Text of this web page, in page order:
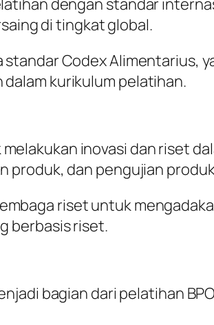
di tingkat global.
standar Codex Alimentarius,
kurikulum pelatihan.
inovasi dan riset
produk, dan pengujian
riset untuk
berbasis riset.
bagian dari pelatihan